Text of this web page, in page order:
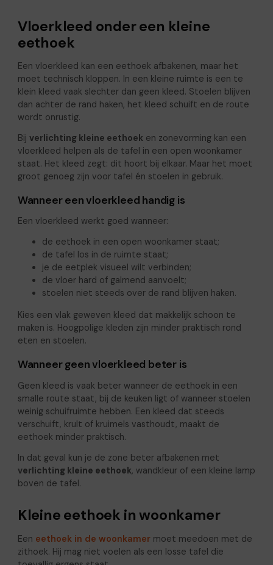
Vloerkleed onder een kleine
eethoek
Een vloerkleed kan een eethoek afbakenen, maar het
moet technisch kloppen. In een kleine ruimte is een te
klein kleed vaak slechter dan geen kleed. Stoelen blijven
dan achter de rand haken, het kleed schuift en de route
wordt onrustig.
Bij verlichting kleine eethoeken zonevorming kan een
vloerkleed helpen als de tafel in een open woonkamer
staat. Het kleed zegt: dit hoort bij elkaar. Maar het moet
groot genoeg zijn voor tafel én stoelen in gebruik.
Wanneer een vloerkleed handig is
Een vloerkleed werkt goed wanneer:
de eethoek in een open woonkamer staat;
de tafel los in de ruimte staat;
je de eetplek visueel wilt verbinden;
de vloer hard of galmend aanvoelt;
stoelen niet steeds over de rand blijven haken.
Kies een vlak geweven kleed dat makkelijk schoon te
maken is. Hoogpolige kleden zijn minder praktisch rond
eten en stoelen.
Wanneer geen vloerkleed beter is
Geen kleed is vaak beter wanneer de eethoek in een
smalle route staat, bij de keuken ligt of wanneer stoelen
weinig schuifruimte hebben. Een kleed dat steeds
verschuift, krult of kruimels vasthoudt, maakt de
eethoek minder praktisch.
In dat geval kun je de zone beter afbakenen met
verlichting kleine eethoek, wandkleur of een kleine lamp
boven de tafel.
Kleine eethoek in woonkamer
Een eethoek in de woonkamermoet meedoen met de
zithoek. Hij mag niet voelen als een losse tafel die